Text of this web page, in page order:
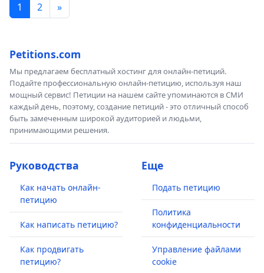
1 2 »
Petitions.com
Мы предлагаем бесплатный хостинг для онлайн-петиций.
Подайте профессиональную онлайн-петицию, используя наш
мощный сервис! Петиции на нашем сайте упоминаются в СМИ
каждый день, поэтому, создание петиций - это отличный способ
быть замеченным широкой аудиторией и людьми,
принимающими решения.
Руководства
Как начать онлайн-
петицию
Как написать петицию?
Как продвигать
петицию?
Еще
Подать петицию
Политика
конфиденциальности
Управление файлами
cookie